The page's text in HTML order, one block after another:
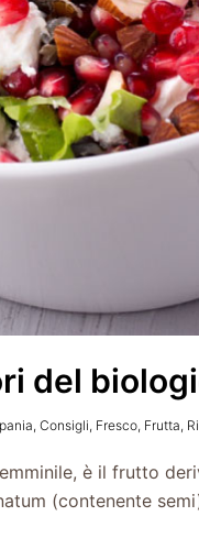
del
, Consigli, Fresco, Frutta,
è il frutto
(contenente